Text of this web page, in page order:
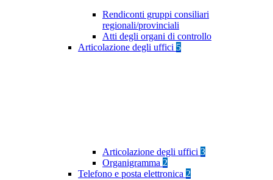
Rendiconti gruppi consiliari
regionali/provinciali
Atti degli organi di controllo
Articolazione degli uffici 5
Articolazione degli uffici 3
Organigramma 2
Telefono e posta elettronica 2